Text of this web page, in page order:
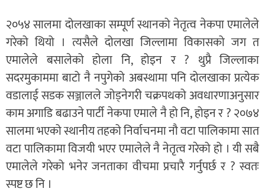
२०५४ सालमा दोलखाका सम्पूर्ण स्थानको नेतृत्व नेकपा एमालेले
गरेको थियो । त्यसैले दोलखा जिल्लामा विकासको जग त
एमालेले बसालेको होला नि, होइन र ? थुप्रै जिल्लाका
सदरमुकाममा बाटो नै नपुगेको अबस्थामा पनि दोलखाका प्रत्येक
वडालाई सडक सञ्जालले जोड्नेगरी चक्रपथको अवधारणाअनुसार
काम अगाडि बढाउने पार्टी नेकपा एमाले नै हो नि, होइन र ? २०७४
सालमा भएको स्थानीय तहको निर्वाचनमा नौ वटा पालिकामा सात
वटा पालिकामा विजयी भएर एमालेले नै नेतृत्व गरेको हो । यी सबै
एमालेले गरेको भनेर जनताका वीचमा प्रचारै गर्नुपर्छ र ? स्वतः
स्पष्ट छ नि ।